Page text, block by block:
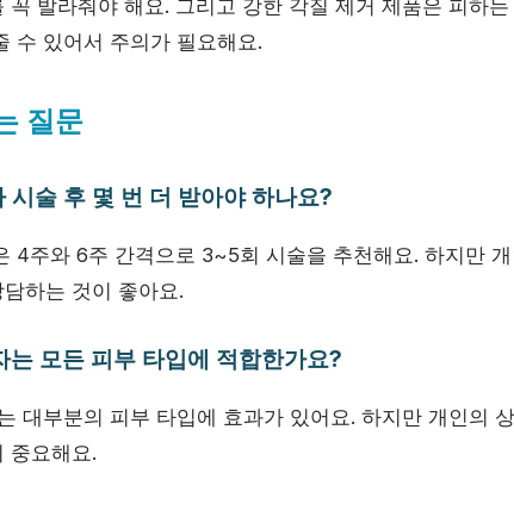
꼭 발라줘야 해요. 그리고 강한 각질 제거 제품은 피하
수 있어서 주의가 필요해요.
질문
시술 후 몇 번 더 받아야 하나요?
4주와 6주 간격으로 3~5회 시술을 추천해요. 하지만
하는 것이 좋아요.
는 모든 피부 타입에 적합한가요?
대부분의 피부 타입에 효과가 있어요. 하지만 개인의
중요해요.